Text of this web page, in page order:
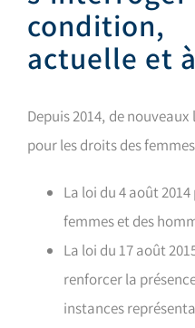
actuelle et
Depuis 2014, de
pour les droits des
La loi du 4 août
femmes et des
La loi du 17 août
renforcer la
instances